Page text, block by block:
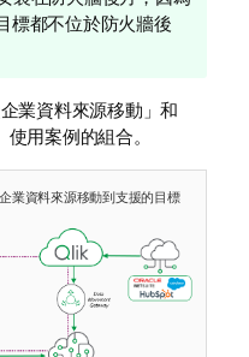
標都不位於防火牆後
業資料來源移動」和
使用案例的組合。
業資料來源移動到支援的目標